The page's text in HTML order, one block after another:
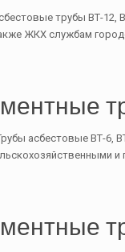
трубы ВТ-
ЖКХ службам
асбестовые ВТ-6,